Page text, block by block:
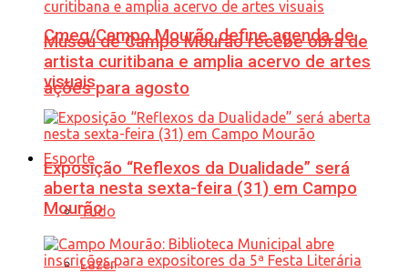
Cmeg/Campo Mourão define agenda de
ações para agosto
Esporte
Tudo
Lazer
Museu de Campo Mourão recebe obra de
artista curitibana e amplia acervo de artes
visuais
Exposição “Reflexos da Dualidade” será
aberta nesta sexta-feira (31) em Campo
Mourão